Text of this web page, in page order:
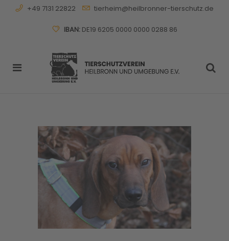
+49 7131 22822 tierheim@heilbronner-tierschutz.de
IBAN:DE19 6205 0000 0000 0288 86